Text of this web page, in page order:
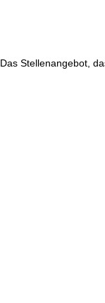
Das Stellenangebot,